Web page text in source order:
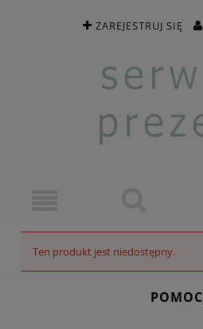
ZAREJESTRUJ SIĘ
Ten produkt jest niedostępny.
POMOC